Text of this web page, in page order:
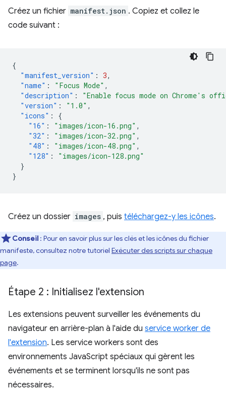
Créez un fichier manifest.json . Copiez et collez le
code suivant :
{
"manifest_version" : 3,
"name" : "Focus Mode" ,
"description" :
"Enable focus mode on Chrome's
"version" : "1.0" ,
"icons" :
{
"16" : "images/icon-16.png" ,
"32" : "images/icon-32.png" ,
"48" : "images/icon-48.png" ,
"128" :
"images/icon-128.png"
}
}
Créez un dossier images , puis téléchargez-y les icônes.
Conseil : Pour en savoir plus sur les clés et les icônes du fichier
manifeste, consultez notre tutoriel Exécuter des scripts sur chaque
page.
Étape 2 : Initialisez l'extension
Les extensions peuvent surveiller les événements du
navigateur en arrière-plan à l'aide du service worker de
l'extension. Les service workers sont des
environnements JavaScript spéciaux qui gèrent les
événements et se terminent lorsqu'ils ne sont pas
nécessaires.